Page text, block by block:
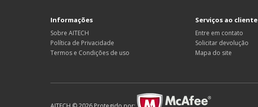
Informações
Sobre AITECH
Política de Privacidade
Termos e Condições de uso
Serviços ao cliente
Entre em contato
Solicitar devolução
Mapa do site